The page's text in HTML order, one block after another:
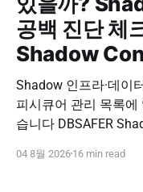
공백 진단 체
Shadow
Shadow 인프라·데이
피시큐어 관리 목록에 없으면 보호 정책도 적용하기 어렵
습니다 DBSAFER Shadow Control은 내부 인프라와 데이
나의 보안 운영 흐름으로 제공합
04 8월 2026 16 min read